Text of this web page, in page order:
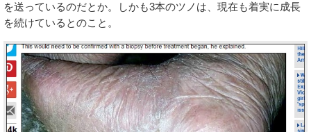
を送っているのだとか。しかも3本のツノは、現在も着実に成長
を続けているとのこと。